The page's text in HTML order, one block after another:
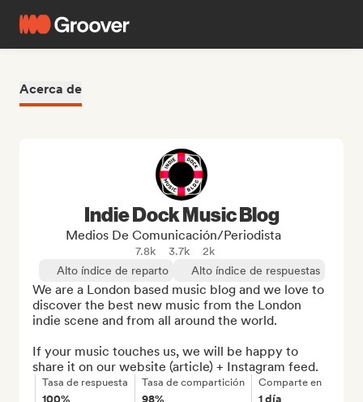
Acerca de
Indie Dock Music Blog
Medios De Comunicación/Periodista
7.8k 3.7k
2k
Alto índice de reparto
Alto índice de respuestas
We are a London based music blog and we love to
discover the best new music from the London
indie scene and from all around the world.
If your music touches us, we will be happy to
share it on our website (article) + Instagram feed.
Tasa de respuesta
100%
Tasa de compartición
98%
Comparte en
1 día